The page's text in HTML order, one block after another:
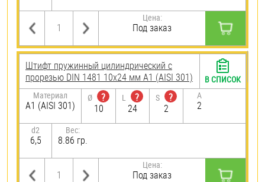
Цена:
Под заказ
Штифт пружинный цилиндрический с
прорезью DIN 1481 10х24 мм А1 (AISI 301)
Материал
А1 (AISI 301)
Ø
?
10
L
?
24
S
?
2
A
2
d2
6,5
Вес:
8.86 гр.
Цена:
Под заказ
В СПИСОК